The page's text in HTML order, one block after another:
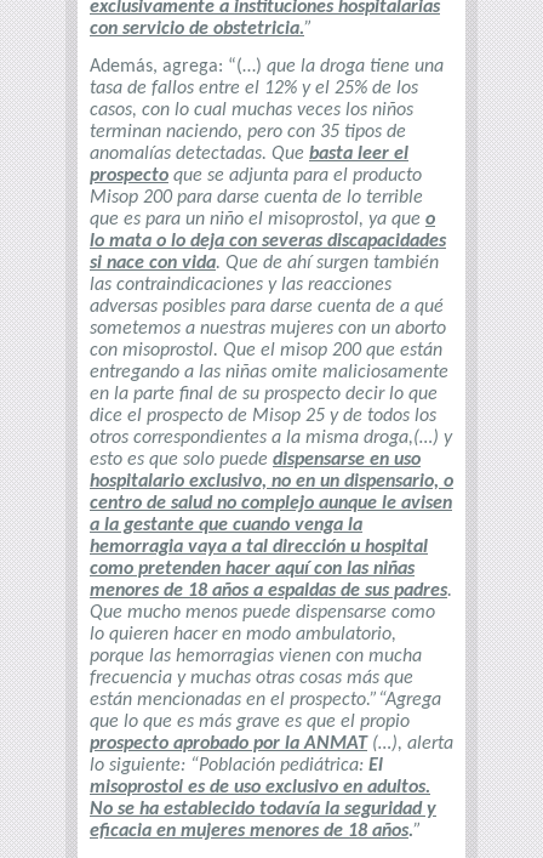
exclusivamente a instituciones hospitalarias
con servicio de obstetricia.”
Además, agrega: “(…) que la droga tiene una
tasa de fallos entre el 12% y el 25% de los
casos, con lo cual muchas veces los niños
terminan naciendo, pero con 35 tipos de
anomalías detectadas. Que basta leer el
prospecto que se adjunta para el producto
Misop 200 para darse cuenta de lo terrible
que es para un niño el misoprostol, ya que o
lo mata o lo deja con severas discapacidades
si nace con vida. Que de ahí surgen también
las contraindicaciones y las reacciones
adversas posibles para darse cuenta de a qué
sometemos a nuestras mujeres con un aborto
con misoprostol. Que el misop 200 que están
entregando a las niñas omite maliciosamente
en la parte final de su prospecto decir lo que
dice el prospecto de Misop 25 y de todos los
otros correspondientes a la misma droga,(…) y
esto es que solo puede dispensarse en uso
hospitalario exclusivo, no en un dispensario, o
centro de salud no complejo aunque le avisen
a la gestante que cuando venga la
hemorragia vaya a tal dirección u hospital
como pretenden hacer aquí con las niñas
menores de 18 años a espaldas de sus padres.
Que mucho menos puede dispensarse como
lo quieren hacer en modo ambulatorio,
porque las hemorragias vienen con mucha
frecuencia y muchas otras cosas más que
están mencionadas en el prospecto.”“Agrega
que lo que es más grave es que el propio
prospecto aprobado por la ANMAT(…), alerta
lo siguiente: “Población pediátrica: El
misoprostol es de uso exclusivo en adultos.
No se ha establecido todavía la seguridad y
eficacia en mujeres menores de 18 años.”